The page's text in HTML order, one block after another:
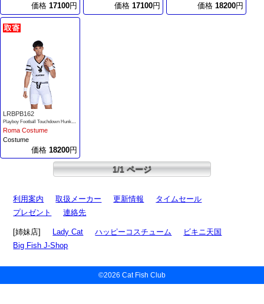
価格 17100円 価格 17100円 価格 18200円
LRBPB162
Playboy Football Touchdown Hunk Costume
Roma Costume
Costume
価格 18200円
1/1 ページ
利用案内 取扱メーカー 更新情報
タイムセール
プレゼント
連絡先
[姉妹店] Lady Cat ハッピーコスチューム
ビキニ天国
Big Fish J-Shop
©2026 Cat Fish Club